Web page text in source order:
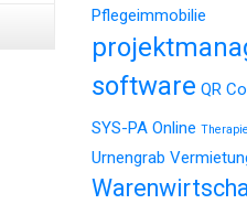
Pflegeimmobilie
software QR
SYS-PA Online Therapie
Urnengrab